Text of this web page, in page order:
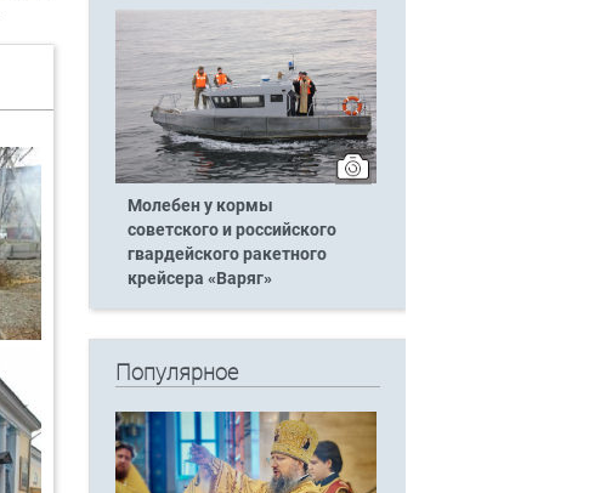
Молебен у кормы
советского и российского
гвардейского ракетного
крейсера «Варяг»
Популярное